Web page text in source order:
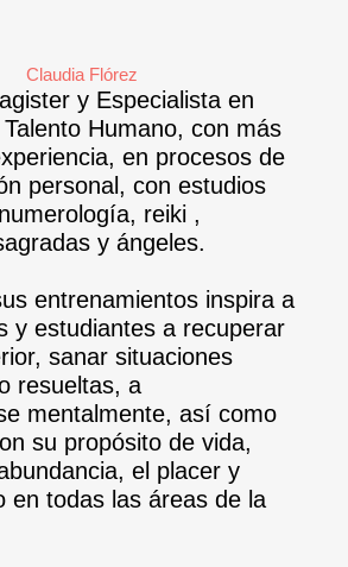
Claudia Flórez
y Especialista en
Humano, con más
en procesos de
personal, con estudios
reiki ,
y ángeles.
entrenamientos inspira a
y estudiantes a recuperar
sanar situaciones
resueltas, a
mentalmente, así como
su propósito de vida,
el placer y
en todas las áreas de la